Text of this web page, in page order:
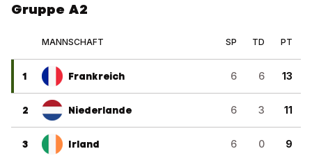
Gruppe A2
MANNSCHAFT SP TD PT
1 Frankreich 6 6 13
2 Niederlande 6 3 11
3 Irland 6 0 9